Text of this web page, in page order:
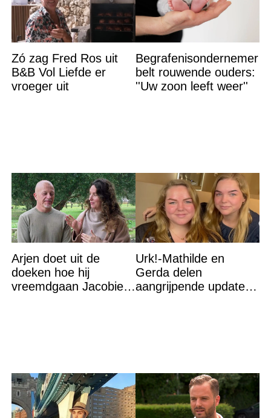
Zó zag Fred Ros uit
B&B Vol Liefde er
vroeger uit
Begrafenisondernemer
belt rouwende ouders:
''Uw zoon leeft weer''
Arjen doet uit de
doeken hoe hij
vreemdgaan Jacobien
Urk!-Mathilde en
Gerda delen
aangrijpende update